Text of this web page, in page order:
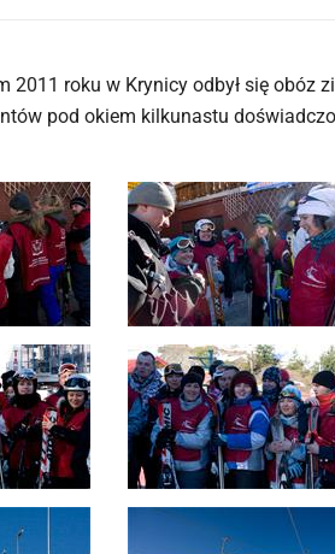
2011 roku w Krynicy odbył się obóz
pod okiem kilkunastu